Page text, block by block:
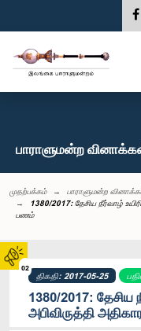
02
பாராளுமன்ற
முதற்பக்கம்
பாராளுமன்ற
1380/2017: தேசிய நீர்வாழ்
பணம்
திகதி: 2017-05-25
1380/2017: தேசிய
அபிவிருத்தி